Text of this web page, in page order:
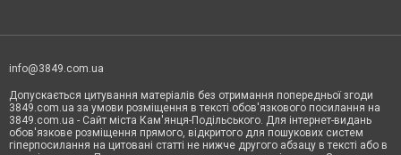
info@3849.com.ua
Допускається цитування матеріалів без отримання попередньої згоди
3849.com.ua за умови розміщення в тексті обов'язкового посилання на
3849.com.ua - Сайт міста Кам'янця-Подільського. Для інтернет-видань
обов'язкове розміщення прямого, відкритого для пошукових систем
гіперпосилання на цитовані статті не нижче другого абзацу в тексті або в